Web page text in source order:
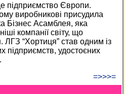
підприємство Європи.
виробникові присудила
Бізнес Асамблея, яка
компанії світу, що
ЛГЗ “Хортиця” став одним із
підприємств, удостоєних
=>>>=